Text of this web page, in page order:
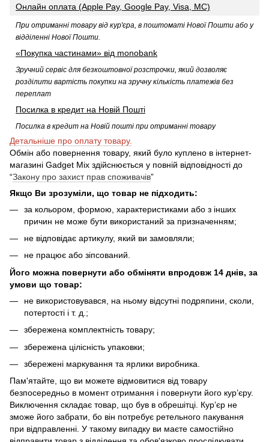
Онлайн оплата (Apple Pay, Google Pay, Visa, MC)
При отриманні товару від кур'єра, в поштоматі Нової Пошти або у
відділенні Нової Пошти
«Покупка частинами» від monobank
Зручний сервіс для безкоштовної розстрочки, який дозволяє
розділити вартість покупки на зручну кількість платежів без
переплат
Посилка в кредит на Новій Пошті
Посилка в кредит на Новій пошті при отриманні товару
Детальніше про оплату товару.
Обмін або повернення товару, який було куплено в інтернет-
магазині Gadget Mix здійснюється у повній відповідності до
“Закону про захист прав споживачів”
Якщо Ви зрозуміли, що товар не підходить:
за кольором, формою, характеристиками або з інших
причин не може бути використаний за призначенням;
не відповідає артикулу, який ви замовляли;
не працює або зіпсований.
Його можна повернути або обміняти впродовж 14 днів, за
умови що товар:
не використовувався, на ньому відсутні подряпини, сколи,
потертості і т. д.;
збережена комплектність товару;
збережена цілісність упаковки;
збережені маркування та ярлики виробника.
Пам'ятайте, що ви можете відмовитися від товару
безпосередньо в момент отримання і повернути його кур’єру.
Виключення складає товар, що був в обрешітці. Кур’єр не
зможе його забрати, бо він потребує ретельного пакування
при відправленні. У такому випадку ви маєте самостійно